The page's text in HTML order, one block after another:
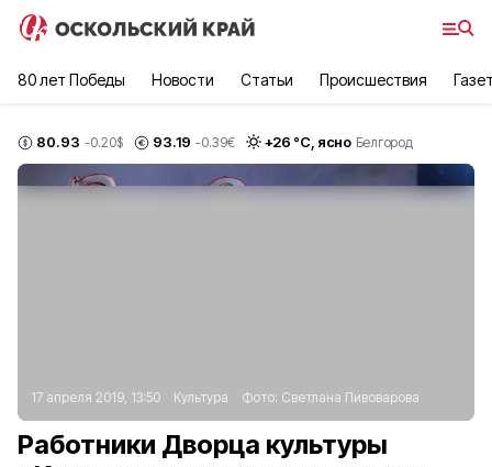
80 лет Победы Новости Статьи Происшествия
80.93 -0.20$ 93.19 -0.39€ +26 °С, ясно Белгород
17 апреля 2019, 13:50 Культура Фото: Светлана Пивоварова
Работники Дворца культуры